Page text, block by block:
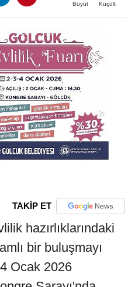
Büyüt Küçült
TAKİP ET
hazırlıklarındaki
bir buluşmayı
Ocak 2026